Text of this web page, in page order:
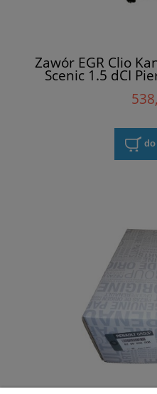
Zawór EGR Clio
Scenic 1.5 dCI
do